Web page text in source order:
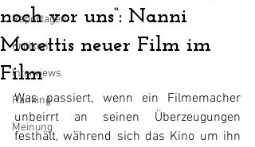
Reportagen
Kritiken
Interviews
Ranking
Meinung
noch vor uns“: Nanni
Morettis neuer Film im
Film
Was passiert, wenn ein Filmemacher
unbeirrt an seinen Überzeugungen
festhält, während sich das Kino um ihn